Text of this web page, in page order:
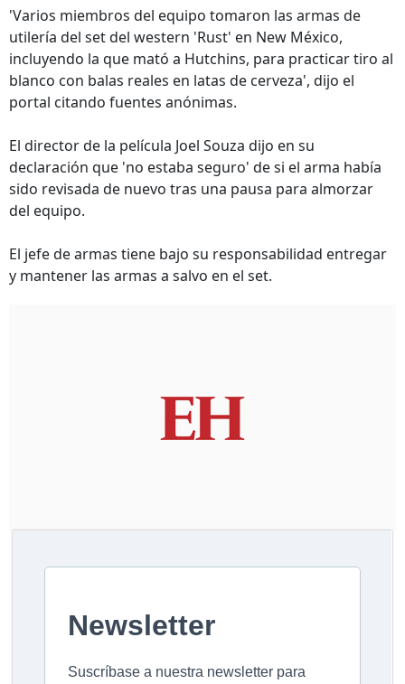
'Varios miembros del equipo tomaron las armas de
utilería del set del western 'Rust' en New México,
incluyendo la que mató a Hutchins, para practicar tiro al
blanco con balas reales en latas de cerveza', dijo el
portal citando fuentes anónimas.
El director de la película Joel Souza dijo en su
declaración que 'no estaba seguro' de si el arma había
sido revisada de nuevo tras una pausa para almorzar
del equipo.
El jefe de armas tiene bajo su responsabilidad entregar
y mantener las armas a salvo en el set.